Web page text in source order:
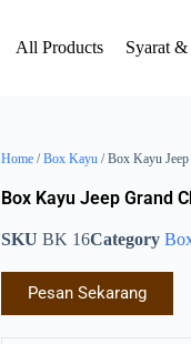
All Products Syarat
Home/Box Kayu/ Box Kayu Jeep
Box Kayu Jeep Grand
SKU BK 16Category
Pesan Sekarang